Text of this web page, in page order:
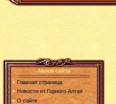
Меню сайта
Главная страница
Новости из Горного Алтая
О сайте